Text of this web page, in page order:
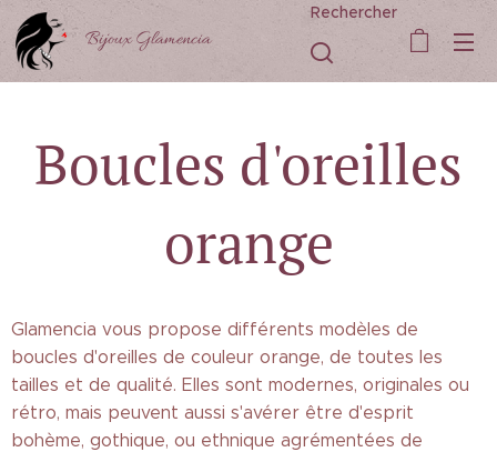
Bijoux Glamencia
Rechercher
Boucles d'oreilles
orange
Glamencia vous propose différents modèles de
boucles d'oreilles de couleur orange, de toutes les
tailles et de qualité. Elles sont modernes, originales ou
rétro, mais peuvent aussi s'avérer être d'esprit
bohème, gothique, ou ethnique agrémentées de